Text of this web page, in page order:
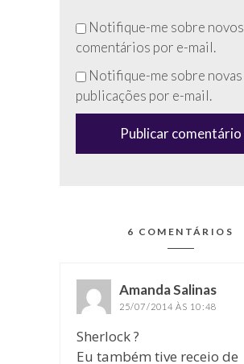
Não
preencha
esse
campo
(anti-
Notifique-me sobre novos
comentários por e-mail.
Notifique-me sobre novas
publicações por e-mail.
6 COMENTÁRIOS
Amanda Salinas
25/07/2014 ÀS 10:48
Sherlock ?
Eu também tive receio de